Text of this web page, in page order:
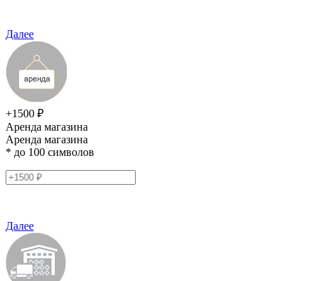
Далее
+1500 ₽
Аренда магазина
Аренда магазина
* до 100 символов
Далее